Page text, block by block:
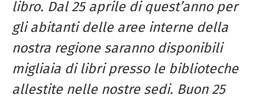
libro. Dal 25 aprile di quest’anno per
gli abitanti delle aree interne della
nostra regione saranno disponibili
migliaia di libri presso le biblioteche
allestite nelle nostre sedi. Buon 25